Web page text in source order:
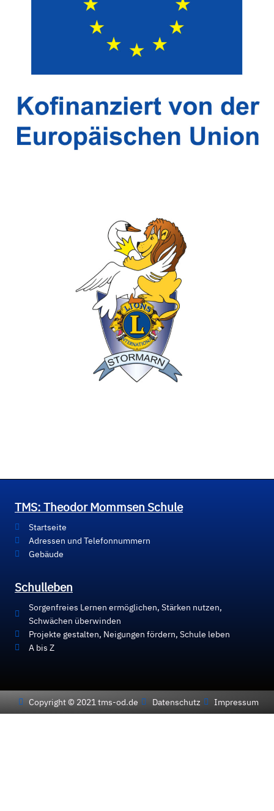
TMS: Theodor Mommsen Schule
Startseite
Adressen und Telefonnummern
Gebäude
Schulleben
Sorgenfreies Lernen ermöglichen, Stärken nutzen,
Schwächen überwinden
Projekte gestalten, Neigungen fördern, Schule leben
A bis Z
Copyright © 2021 tms-od.de Datenschutz Impressum